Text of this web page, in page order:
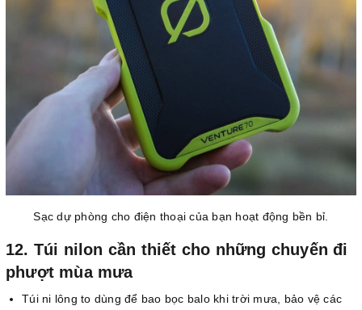
Sạc dự phòng cho điện thoại của bạn hoạt động bền bỉ.
12. Túi nilon cần thiết cho những chuyến đi
phượt mùa mưa
Túi ni lông to dùng để bao bọc balo khi trời mưa, bảo vệ các